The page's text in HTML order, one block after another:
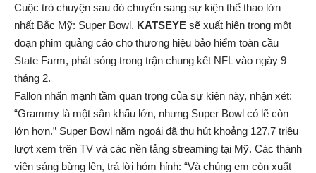
Cuộc trò chuyện sau đó chuyển sang sự kiện thể thao lớn
nhất Bắc Mỹ: Super Bowl. KATSEYE sẽ xuất hiện trong một
đoạn phim quảng cáo cho thương hiệu bảo hiểm toàn cầu
State Farm, phát sóng trong trận chung kết NFL vào ngày 9
tháng 2.
Fallon nhấn mạnh tầm quan trọng của sự kiện này, nhận xét:
“Grammy là một sân khấu lớn, nhưng Super Bowl có lẽ còn
lớn hơn.” Super Bowl năm ngoái đã thu hút khoảng 127,7 triệu
lượt xem trên TV và các nền tảng streaming tại Mỹ. Các thành
viên sáng bừng lên, trả lời hóm hỉnh: “Và chúng em còn xuất